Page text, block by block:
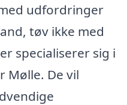
udfordringer
tøv ikke med
specialiserer sig i
Mølle. De vil